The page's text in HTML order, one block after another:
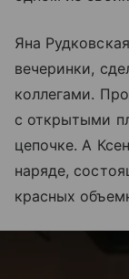
Яна
вечеринки,
коллегами.
с открытыми
цепочке. А
наряде,
красных